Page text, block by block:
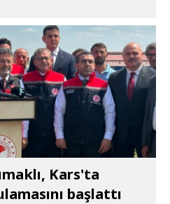
Kars'ta
başlattı